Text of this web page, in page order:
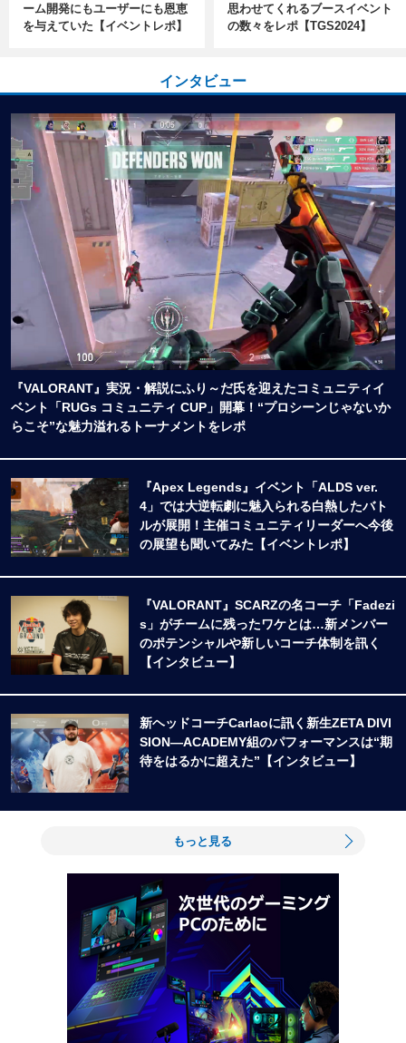
ーム開発にもユーザーにも恩恵
を与えていた【イベントレポ】
思わせてくれるブースイベント
の数々をレポ【TGS2024】
インタビュー
『VALORANT』実況・解説にふり～だ氏を迎えたコミュニティイ
ベント「RUGs コミュニティ CUP」開幕！“プロシーンじゃないか
らこそ”な魅力溢れるトーナメントをレポ
『Apex Legends』イベント「ALDS ver.
4」では大逆転劇に魅入られる白熱したバト
ルが展開！主催コミュニティリーダーへ今後
の展望も聞いてみた【イベントレポ】
『VALORANT』SCARZの名コーチ「Fadezi
s」がチームに残ったワケとは…新メンバー
のポテンシャルや新しいコーチ体制を訊く
【インタビュー】
新ヘッドコーチCarlaoに訊く新生ZETA DIVI
SION―ACADEMY組のパフォーマンスは“期
待をはるかに超えた”【インタビュー】
もっと見る